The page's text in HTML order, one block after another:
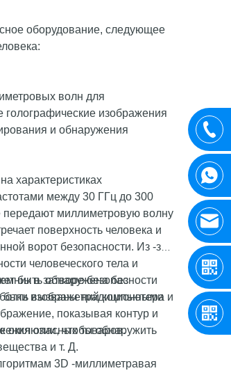
оборудование, следующее
волн для
голографические изображения
и обнаружения
характеристиках
между 30 ГГц до 300
миллиметровую волну
поверхность человека и
ворот безопасности. Из -за
человеческого тела и
в затворе безопасности
изображений компьютера и
показывая контур и
опасных товаров.
быть обнаружена без
быть вызваны традиционными
окклюзии, чтобы обнаружить
и т. Д.
3D -миллиметравая